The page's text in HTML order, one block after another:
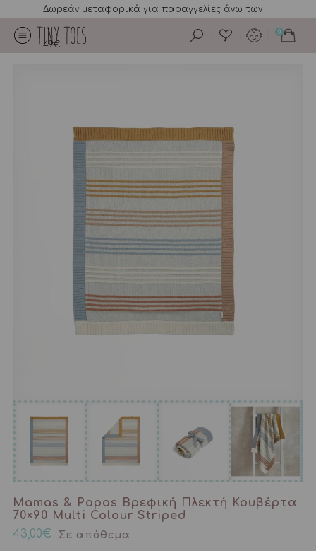
Δωρεάν μεταφορικά για παραγγελίες άνω των
49€
0
Mamas & Papas Βρεφική Πλεκτή Κουβέρτα
70×90 Multi Colour Striped
43,00€ Σε απόθεμα